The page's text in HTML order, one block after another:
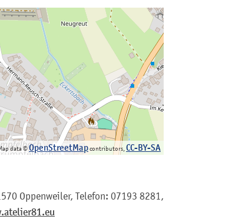
data ©OpenStreetMapcontributors, CC-BY-SA
Oppenweiler, Telefon: 07193 8281,